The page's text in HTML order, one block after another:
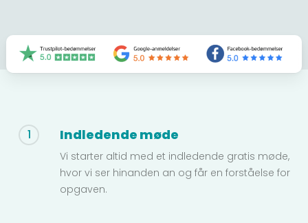
1 Indledende møde
Vi starter altid med et indledende gratis møde,
hvor vi ser hinanden an og får en forståelse for
opgaven.